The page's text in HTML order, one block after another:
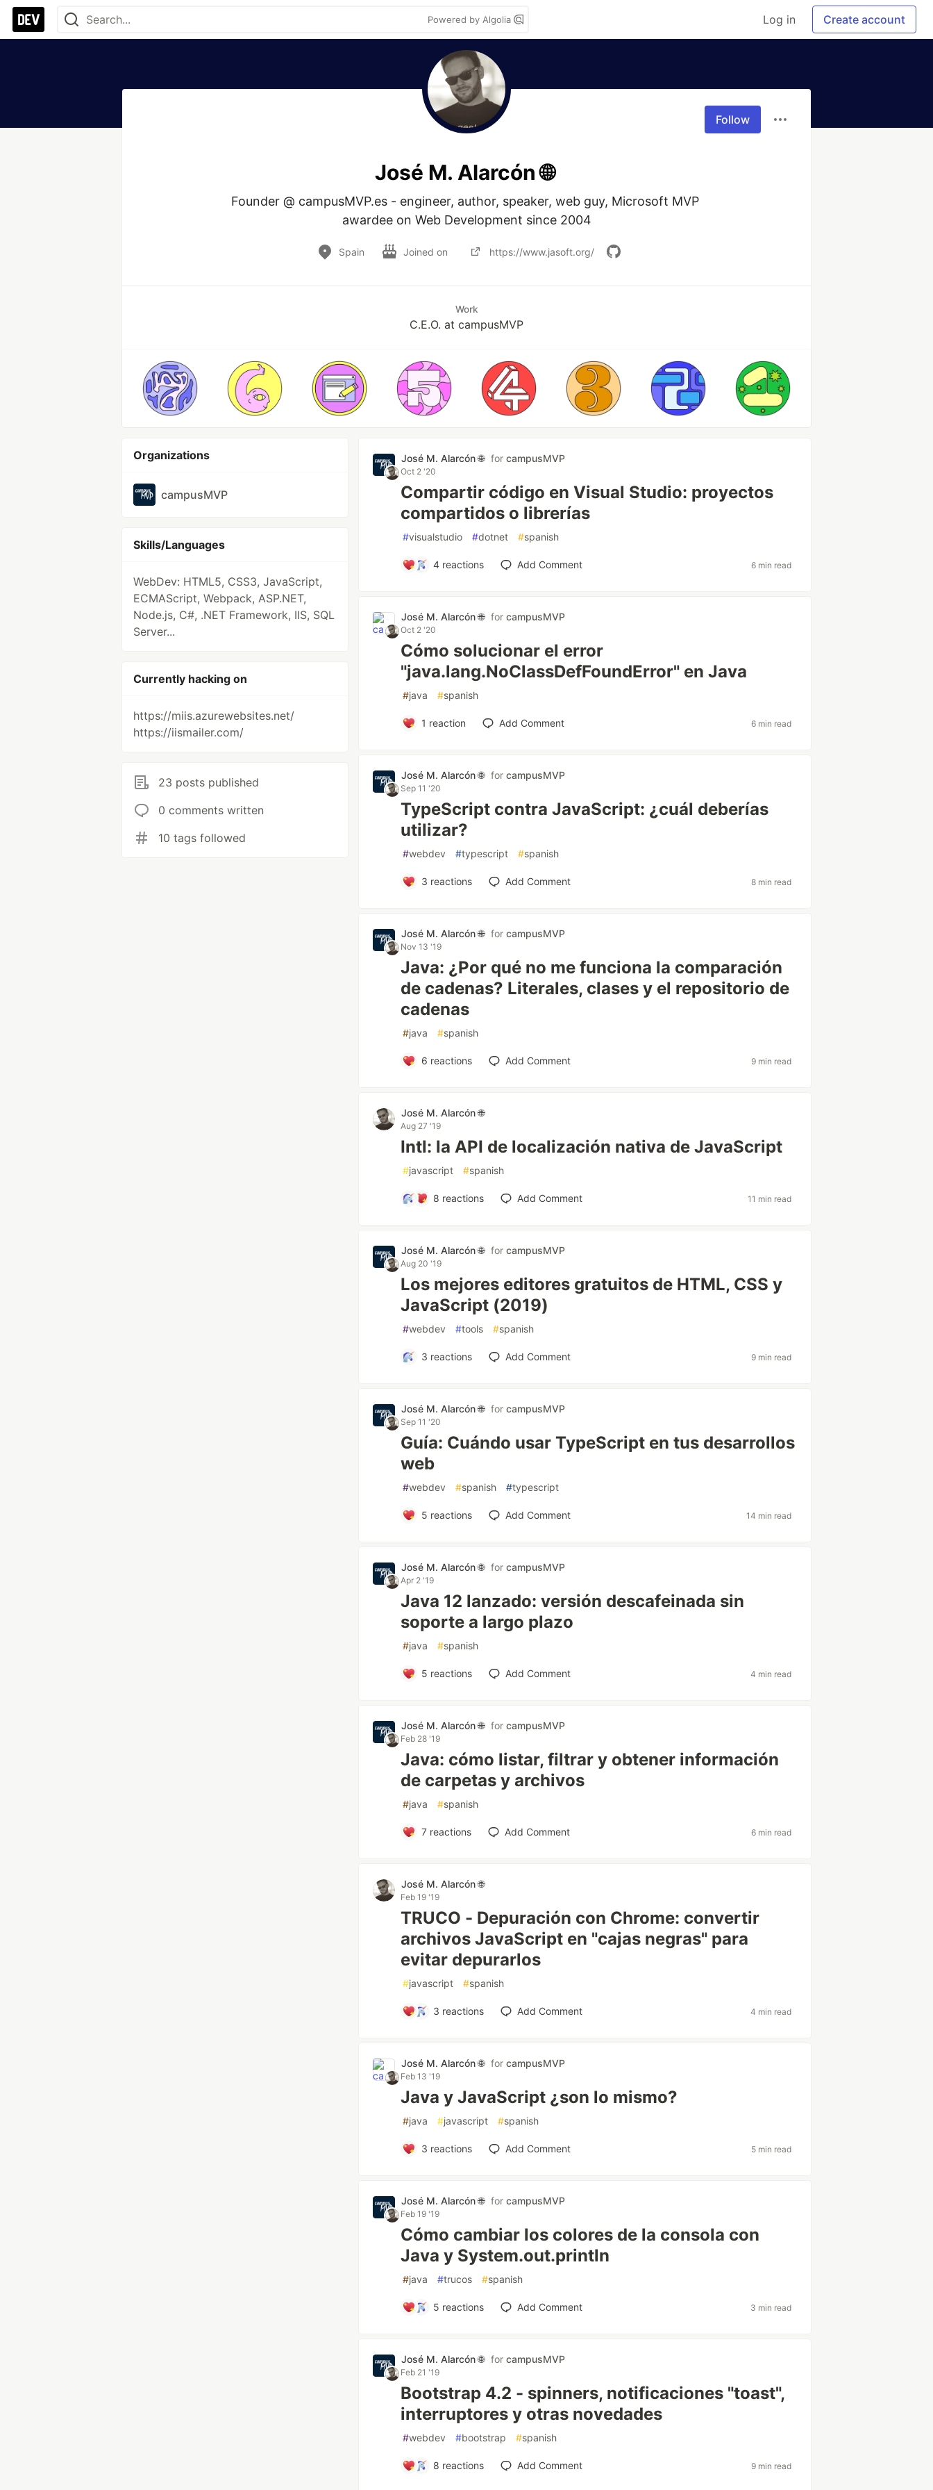
Powered by Algolia Log in Create account
Follow
José M. Alarcón 🌐
Founder @ campusMVP.es - engineer, author, speaker, web guy, Microsoft MVP
awardee on Web Development since 2004
Spain Joined on https://www.jasoft.org/
Work
C.E.O. at campusMVP
Organizations
campusMVP
Skills/Languages
WebDev: HTML5, CSS3, JavaScript,
ECMAScript, Webpack, ASP.NET,
Node.js, C#, .NET Framework, IIS, SQL
Server...
Currently hacking on
https://miis.azurewebsites.net/
https://iismailer.com/
23 posts published
0 comments written
10 tags followed
José M. Alarcón 🌐 forcampusMVP
Oct 2 '20
Compartir código en Visual Studio: proyectos
compartidos o librerías
#visualstudio #dotnet #spanish
4 reactions Add Comment 6 min read
José M. Alarcón 🌐 forcampusMVP
Oct 2 '20
Cómo solucionar el error
"java.lang.NoClassDefFoundError" en Java
#java #spanish
1 reaction Add Comment 6 min read
José M. Alarcón 🌐 forcampusMVP
Sep 11 '20
TypeScript contra JavaScript: ¿cuál deberías
utilizar?
#webdev #typescript #spanish
3 reactions Add Comment 8 min read
José M. Alarcón 🌐 forcampusMVP
Nov 13 '19
Java: ¿Por qué no me funciona la comparación
de cadenas? Literales, clases y el repositorio de
cadenas
#java #spanish
6 reactions Add Comment 9 min read
José M. Alarcón 🌐
Aug 27 '19
Intl: la API de localización nativa de JavaScript
#javascript #spanish
8 reactions Add Comment 11 min read
José M. Alarcón 🌐 forcampusMVP
Aug 20 '19
Los mejores editores gratuitos de HTML, CSS y
JavaScript (2019)
#webdev #tools #spanish
3 reactions Add Comment 9 min read
José M. Alarcón 🌐 forcampusMVP
Sep 11 '20
Guía: Cuándo usar TypeScript en tus desarrollos
web
#webdev #spanish #typescript
5 reactions Add Comment 14 min read
José M. Alarcón 🌐 forcampusMVP
Apr 2 '19
Java 12 lanzado: versión descafeinada sin
soporte a largo plazo
#java #spanish
5 reactions Add Comment 4 min read
José M. Alarcón 🌐 forcampusMVP
Feb 28 '19
Java: cómo listar, filtrar y obtener información
de carpetas y archivos
#java #spanish
7reactions Add Comment 6 min read
José M. Alarcón 🌐
Feb 19 '19
TRUCO - Depuración con Chrome: convertir
archivos JavaScript en "cajas negras" para
evitar depurarlos
#javascript #spanish
3 reactions Add Comment 4 min read
José M. Alarcón 🌐 forcampusMVP
Feb 13 '19
Java y JavaScript ¿son lo mismo?
#java #javascript #spanish
3 reactions Add Comment 5 min read
José M. Alarcón 🌐 forcampusMVP
Feb 19 '19
Cómo cambiar los colores de la consola con
Java y System.out.println
#java #trucos #spanish
5 reactions Add Comment 3 min read
José M. Alarcón 🌐 forcampusMVP
Feb 21 '19
Bootstrap 4.2 - spinners, notificaciones "toast",
interruptores y otras novedades
#webdev #bootstrap #spanish
8 reactions Add Comment 9 min read